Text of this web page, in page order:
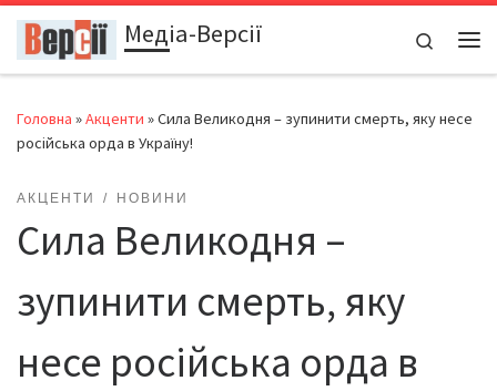
Перейти до вмістуМедіа-Версії
Search
Головна »Акценти »Сила Великодня – зупинити смерть, яку несе
російська орда в Україну!
АКЦЕНТИ НОВИНИ
Сила Великодня –
зупинити смерть, яку
несе російська орда в